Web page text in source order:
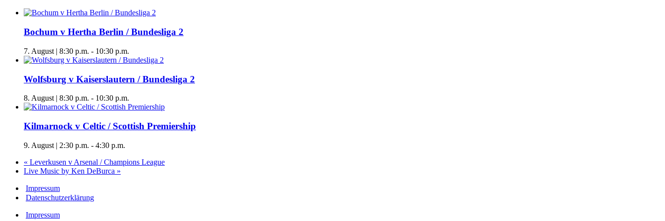
Bochum v Hertha Berlin / Bundesliga 2
7. August | 8:30 p.m. - 10:30 p.m.
Wolfsburg v Kaiserslautern / Bundesliga 2
8. August | 8:30 p.m. - 10:30 p.m.
Kilmarnock v Celtic / Scottish Premiership
9. August | 2:30 p.m. - 4:30 p.m.
« Leverkusen v Arsenal / Champions League
Live Music by Ken DeBurca »
Impressum
Datenschutzerklärung
Impressum